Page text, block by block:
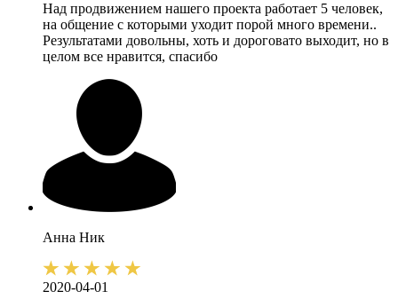
Над продвижением нашего проекта работает 5 человек,
на общение с которыми уходит порой много времени..
Результатами довольны, хоть и дороговато выходит, но в
целом все нравится, спасибо
Анна Ник
2020-04-01